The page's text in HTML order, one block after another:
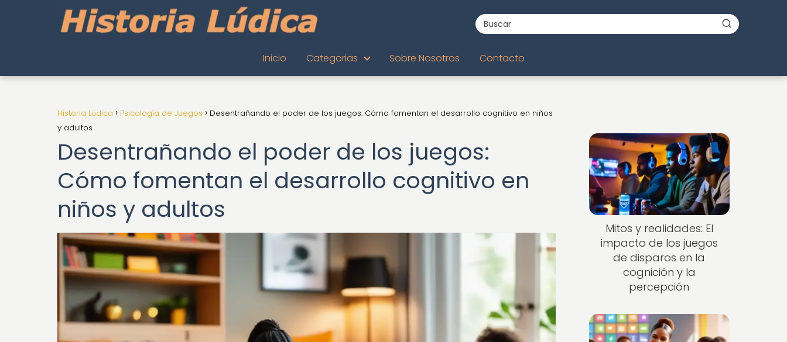
Inicio Categorias Sobre Nosotros Contacto
Historia Lúdica Psicología de Juegos
Desentrañando el poder de los juegos: Cómo fomentan el desarrollo cognitivo en niños
y adultos
Desentrañando el poder de los juegos:
Cómo fomentan el desarrollo cognitivo en
niños y adultos
Mitos y realidades: El
impacto de los juegos
de disparos en la
cognición y la
percepción